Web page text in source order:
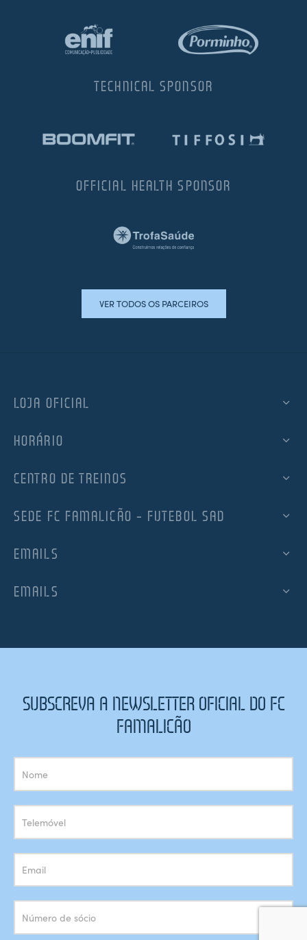
TECHNICAL SPONSOR
OFFICIAL HEALTH SPONSOR
VER TODOS OS PARCEIROS
LOJA OFICIAL
HORÁRIO
CENTRO DE TREINOS
SEDE FC FAMALICÃO – FUTEBOL SAD
EMAILS
EMAILS
SUBSCREVA A NEWSLETTER OFICIAL DO FC
FAMALICÃO
Subscrição
Newsletter